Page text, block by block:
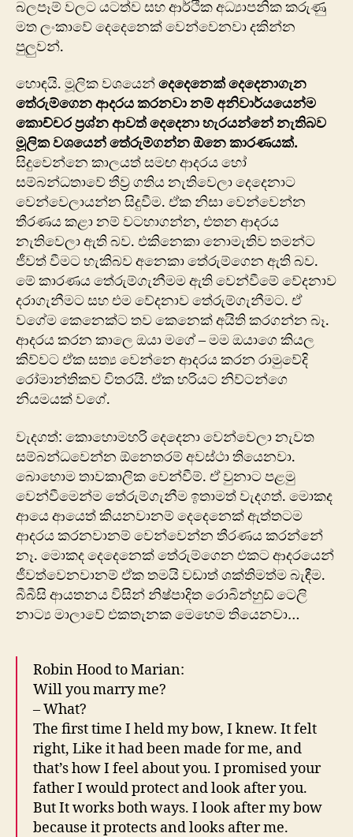
බලපෑම් වලට යටත්ව සහ ආර්ථික අධ්‍යාපනික කරුණු
මත ලංකාවේ දෙදෙනෙක් වෙන්වෙනවා දකින්න
පුලුවන්.
හොඳයි. මූලික වශයෙන්දෙදෙනෙක් දෙදෙනාගැන
තේරුම්ගෙන ආදරය කරනවා නම් අනිවාර්යයෙන්ම
කොච්චර ප්‍රශ්න ආවත් දෙදෙනා හැරයන්නේ නැතිබව
මූලික වශයෙන් තේරුම්ගන්න ඕනෙ කාරණයක්.
සිදුවෙන්නෙ කාලයත් සමඟ ආදරය හෝ
සම්බන්ධතාවේ තීව්‍ර ගතිය නැතිවෙලා දෙදෙනාට
වෙන්වෙලායන්න සිදුවීම. ඒක නිසා වෙන්වෙන්න
තීරණය කළා නම් වටහාගන්න, එතන ආදරය
නැතිවෙලා ඇති බව. එකිනෙකා නොමැතිව තමන්ට
ජීවත් වීමට හැකිබව අනෙකා තේරුම්ගෙන ඇති බව.
මේ කාරණය තේරුම්ගැනීමම ඇති වෙන්වීමේ වේදනාව
දරාගැනීමට සහ එම වේදනාව තේරුම්ගැනීමට. ඒ
වගේම කෙනෙක්ට තව කෙනෙක් අයිති කරගන්න බෑ.
ආදරය කරන කාලෙ ඔයා මගේ – මම ඔයාගෙ කියල
කිව්වට ඒක සත්‍ය වෙන්නෙ ආදරය කරන රාමුවේදි
රෝමාන්තිකව විතරයි. ඒක හරියට නිව්ටන්ගෙ
නියමයක් වගේ.
වැදගත්: කොහොමහරි දෙදෙනා වෙන්වෙලා නැවත
සම්බන්ධවෙන්න ඕනෙතරම් අවස්ථා තියෙනවා.
බොහොම තාවකාලික වෙන්වීම්. ඒ වුනාට පළමු
වෙන්වීමෙන්ම තේරුම්ගැනීම ඉතාමත් වැදගත්. මොකද
ආයෙ ආයෙත් කියනවානම් දෙදෙනෙක් ඇත්තටම
ආදරය කරනවානම් වෙන්වෙන්න තීරණය කරන්නේ
නෑ. මොකද දෙදෙනෙක් තේරුම්ගෙන එකට ආදරයෙන්
ජීවත්වෙනවානම් ඒක තමයි වඩාත් ශක්තිමත්ම බැඳීම.
බීබීසි ආයතනය විසින් නිෂ්පාදිත රොබින්හුඩ් ටෙලි
නාට්‍ය මාලාවේ එකතැනක මෙහෙම තියෙනවා…
Robin Hood to Marian:
Will you marry me?
– What?
The first time I held my bow, I knew. It felt
right, Like it had been made for me, and
that’s how I feel about you. I promised your
father I would protect and look after you.
But It works both ways. I look after my bow
because it protects and looks after me.